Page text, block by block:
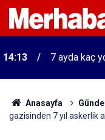
14:13 7 ayda kaç
Anasayfa
gazisinden 7 yıl askerlik